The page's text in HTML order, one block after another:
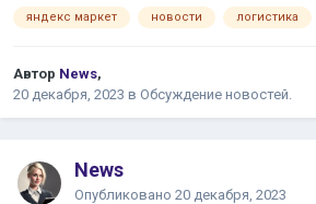
яндекс маркет новости логистика
Автор News,
20 декабря, 2023 в Обсуждение новостей.
News
Опубликовано 20 декабря, 2023